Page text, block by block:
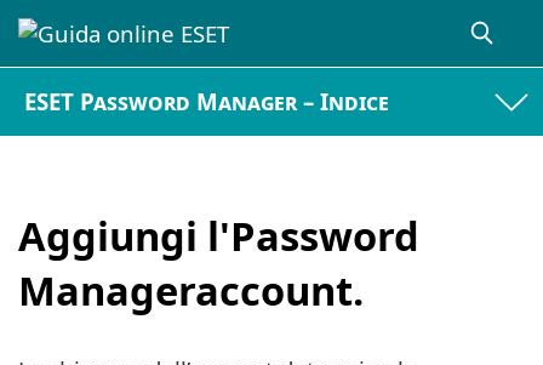
ESET Password Manager – Indice
Aggiungi l'Password
Manageraccount.